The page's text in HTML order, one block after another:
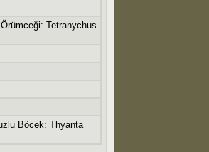
Tetranychus
Böcek: Thyanta